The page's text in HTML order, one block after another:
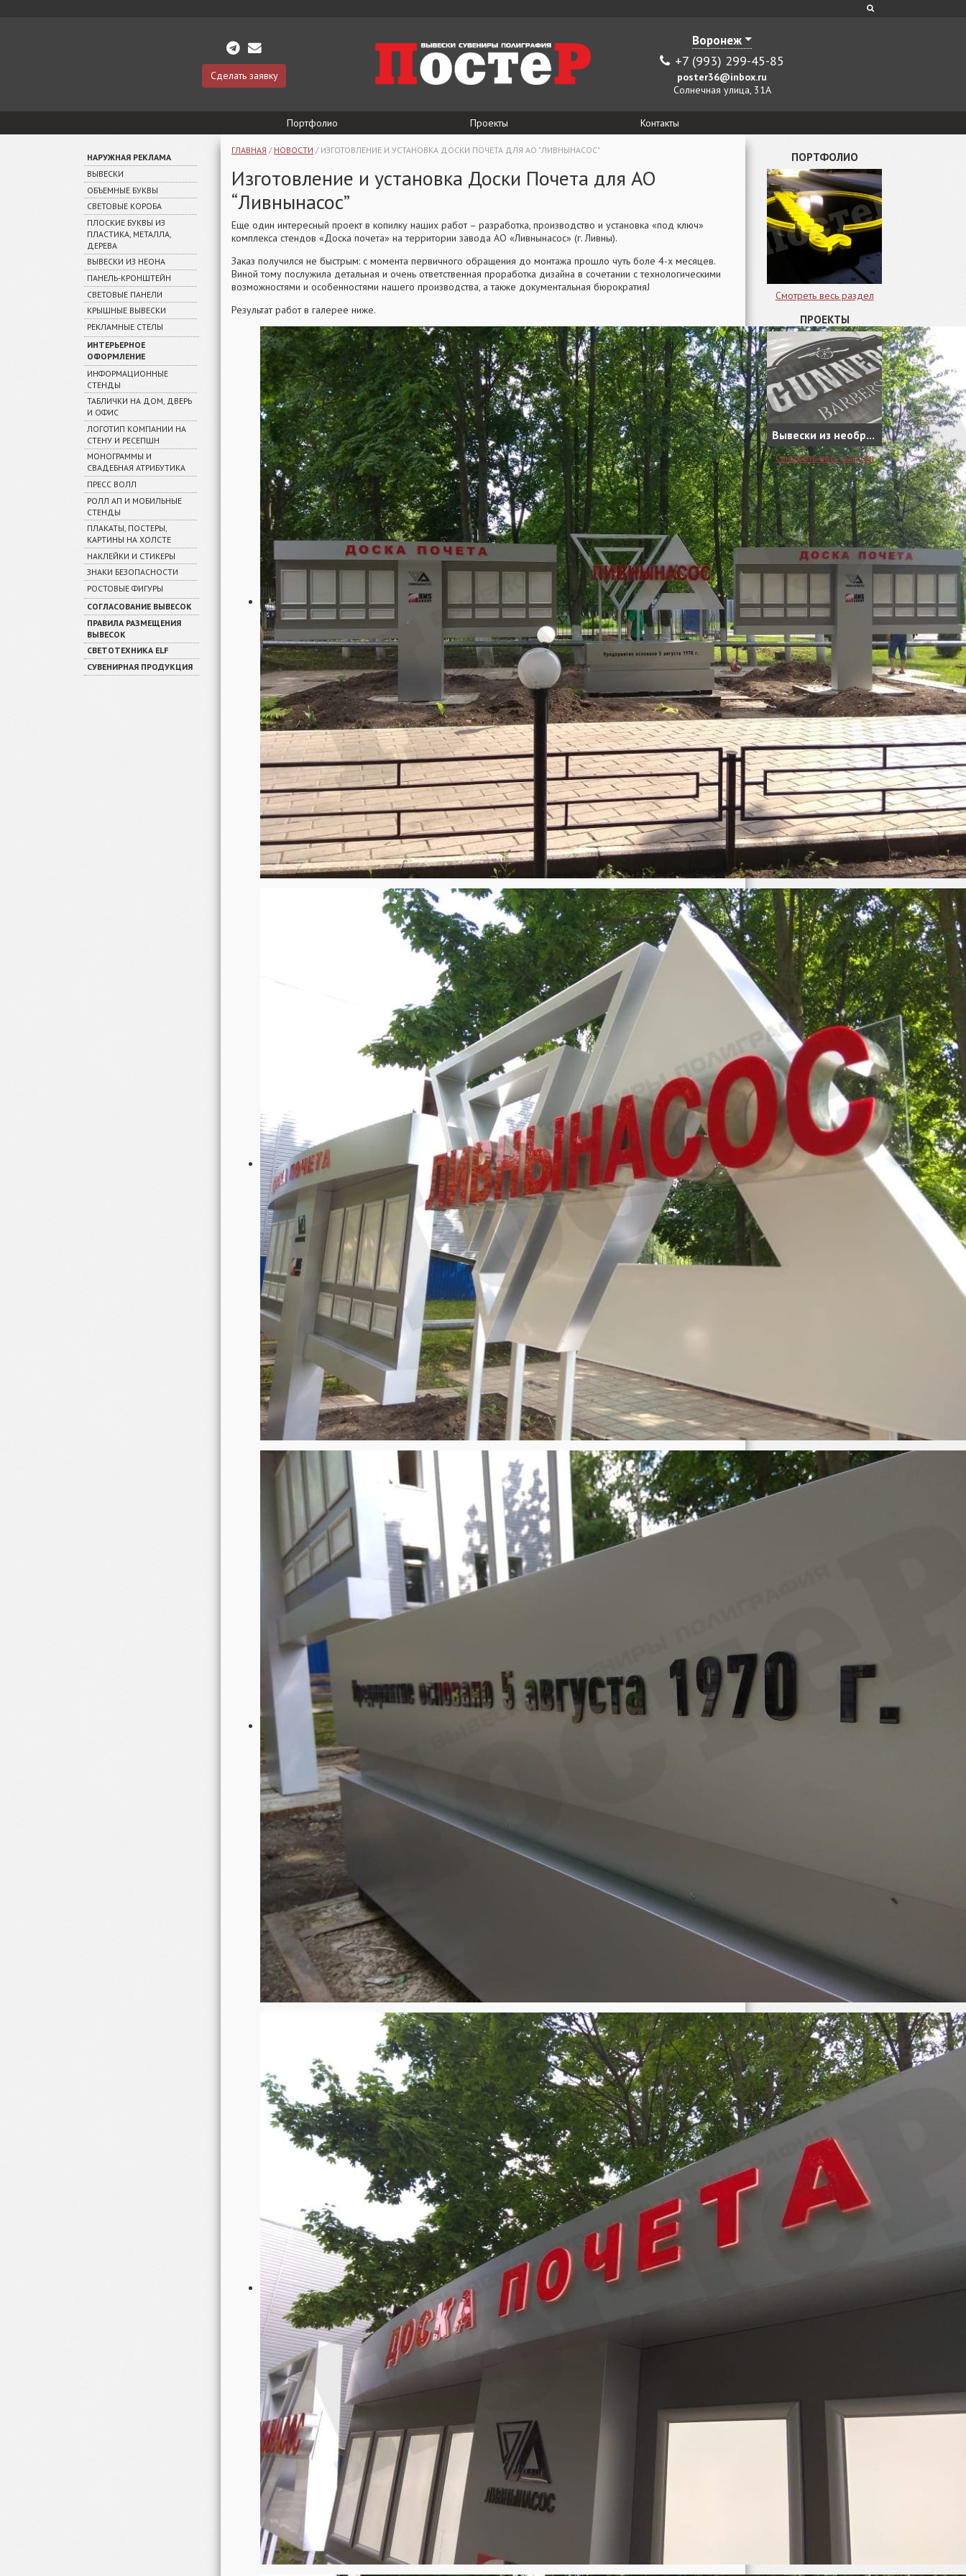
Сделать заявку
Воронеж
+7 (993) 299-45-85
poster36@inbox.ru
Солнечная улица, 31А
Портфолио Проекты Контакты
НАРУЖНАЯ РЕКЛАМА
ВЫВЕСКИ
ОБЪЕМНЫЕ БУКВЫ
СВЕТОВЫЕ КОРОБА
ПЛОСКИЕ БУКВЫ ИЗ
ПЛАСТИКА, МЕТАЛЛА,
ДЕРЕВА
ВЫВЕСКИ ИЗ НЕОНА
ПАНЕЛЬ-КРОНШТЕЙН
СВЕТОВЫЕ ПАНЕЛИ
КРЫШНЫЕ ВЫВЕСКИ
РЕКЛАМНЫЕ СТЕЛЫ
ИНТЕРЬЕРНОЕ
ОФОРМЛЕНИЕ
ИНФОРМАЦИОННЫЕ
СТЕНДЫ
ТАБЛИЧКИ НА ДОМ, ДВЕРЬ
И ОФИС
ЛОГОТИП КОМПАНИИ НА
СТЕНУ И РЕСЕПШН
МОНОГРАММЫ И
СВАДЕБНАЯ АТРИБУТИКА
ПРЕСС ВОЛЛ
РОЛЛ АП И МОБИЛЬНЫЕ
СТЕНДЫ
ПЛАКАТЫ, ПОСТЕРЫ,
КАРТИНЫ НА ХОЛСТЕ
НАКЛЕЙКИ И СТИКЕРЫ
ЗНАКИ БЕЗОПАСНОСТИ
РОСТОВЫЕ ФИГУРЫ
СОГЛАСОВАНИЕ ВЫВЕСОК
ПРАВИЛА РАЗМЕЩЕНИЯ
ВЫВЕСОК
СВЕТОТЕХНИКА ELF
СУВЕНИРНАЯ ПРОДУКЦИЯ
ГЛАВНАЯ / НОВОСТИ / ИЗГОТОВЛЕНИЕ И УСТАНОВКА ДОСКИ ПОЧЕТА ДЛЯ АО "ЛИВНЫНАСОС"
Изготовление и установка Доски Почета для АО
“Ливнынасос”
Еще один интересный проект в копилку наших работ – разработка, производство и установка «под ключ»
комплекса стендов «Доска почета» на территории завода АО «Ливнынасос» (г. Ливны).
Заказ получился не быстрым: с момента первичного обращения до монтажа прошло чуть боле 4-х месяцев.
Виной тому послужила детальная и очень ответственная проработка дизайна в сочетании с технологическими
возможностями и особенностями нашего производства, а также документальная бюрократияJ
Результат работ в галерее ниже.
ПОРТФОЛИО
Смотреть весь раздел
ПРОЕКТЫ
Вывески из необработанной стали, как новое направление в наружной рекламе
Смотреть весь раздел